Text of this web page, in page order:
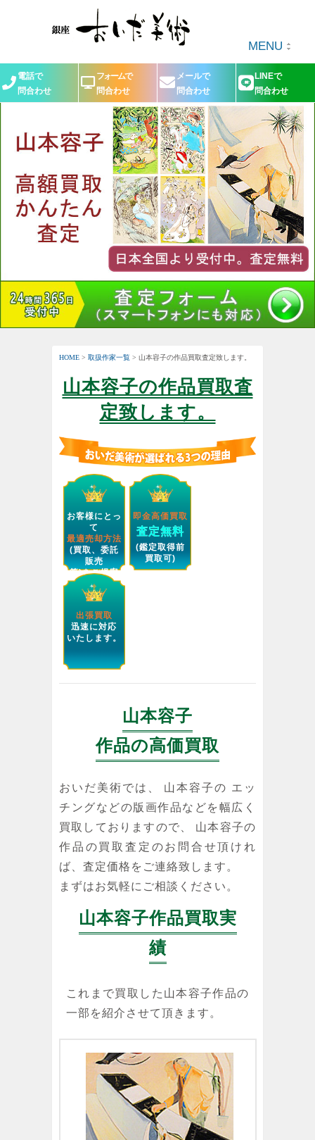
MENU
電話で
問合わせ
フォームで
問合わせ
メールで
問合わせ
LINEで
問合わせ
HOME > 取扱作家一覧 > 山本容子の作品買取査定致します。
山本容子の作品買取査
定致します。
お客様にとっ
て
最適売却方法
(買取、委託
販売
等)をご提案
します。
即金高価買取
査定無料
(鑑定取得前
買取可)
出張買取
迅速に対応
いたします。
山本容子
作品の高価買取
おいだ美術では、 山本容子の エッ
チングなどの版画作品などを幅広く
買取しておりますので、 山本容子の
作品の買取査定のお問合せ頂けれ
ば、査定価格をご連絡致します。
まずはお気軽にご相談ください。
山本容子作品買取実
績
これまで買取した山本容子作品の
一部を紹介させて頂きます。